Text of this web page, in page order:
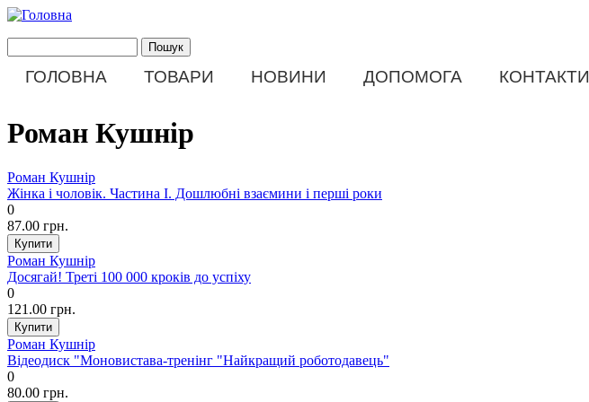
Перейти до основного матеріалу
Пошукова форма
Main menu
ГОЛОВНА ТОВАРИ НОВИНИ ДОПОМОГА КОНТАКТИ
Роман Кушнір
Роман Кушнір
Жінка і чоловік. Частина І. Дошлюбні взаємини і перші роки
0
87.00 грн.
Роман Кушнір
Досягай! Треті 100 000 кроків до успіху
0
121.00 грн.
Роман Кушнір
Відеодиск "Моновистава-тренінг "Найкращий роботодавець"
0
80.00 грн.